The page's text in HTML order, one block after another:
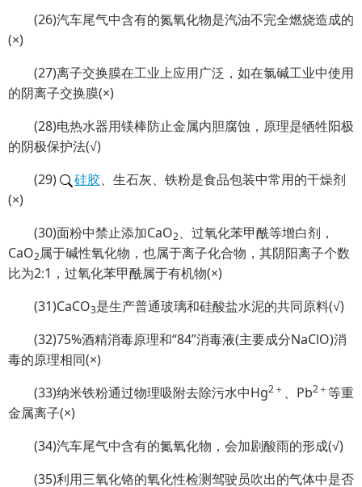
(26)汽车尾气中含有的氮氧化物是汽油不完全燃烧造成的
(×)
(27)离子交换膜在工业上应用广泛，如在氯碱工业中使用
的阴离子交换膜(×)
(28)电热水器用镁棒防止金属内胆腐蚀，原理是牺牲阳极
的阴极保护法(√)
(29)
硅胶、生石灰、铁粉是食品包装中常用的干燥剂
(×)
(30)面粉中禁止添加CaO2、过氧化苯甲酰等增白剂，
CaO2属于碱性氧化物，也属于离子化合物，其阴阳离子个数
比为2∶1，过氧化苯甲酰属于有机物(×)
(31)CaCO3是生产普通玻璃和硅酸盐水泥的共同原料(√)
(32)75%酒精消毒原理和“84”消毒液(主要成分NaClO)消
毒的原理相同(×)
(33)纳米铁粉通过物理吸附去除污水中Hg2＋ 、Pb2＋等重
金属离子(×)
(34)汽车尾气中含有的氮氧化物，会加剧酸雨的形成(√)
(35)利用三氧化铬的氧化性检测驾驶员吹出的气体中是否